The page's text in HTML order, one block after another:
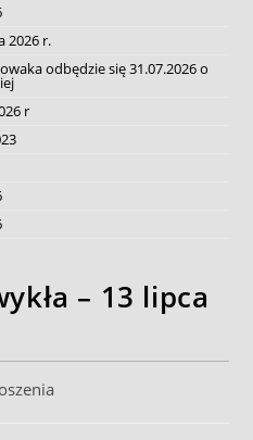
2026 r.
odbędzie się 31.07.2026 o
r
– 13 lipca